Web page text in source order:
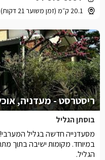
20.1 ק״מ (זמן משוער 21 דקות)
ריסטרסט - מעדניה,
בוסתן הגליל
מסעדנייה חדשה בגליל
במיוחד. מקומות ישיבה בתוך
הגליל.